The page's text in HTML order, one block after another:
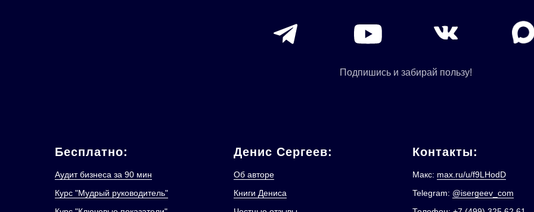
Подпишись и забирай пользу!
Бесплатно:
Аудит бизнеса за 90 мин
Курс "Мудрый руководитель"
Денис Сергеев:
Об авторе
Книги Дениса
Контакты:
Макс: max.ru/u/f9LHodD
Telegram: @isergeev_com